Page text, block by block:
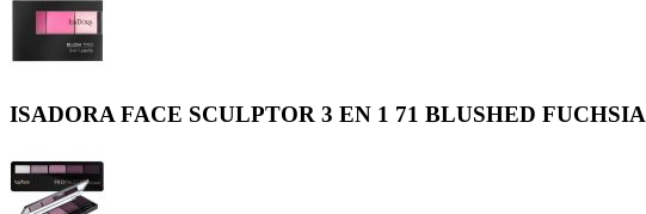
ISADORA FACE SCULPTOR 3 EN 1 71 BLUSHED FUCHSIA